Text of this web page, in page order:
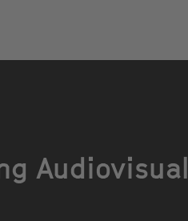
Audiovisual